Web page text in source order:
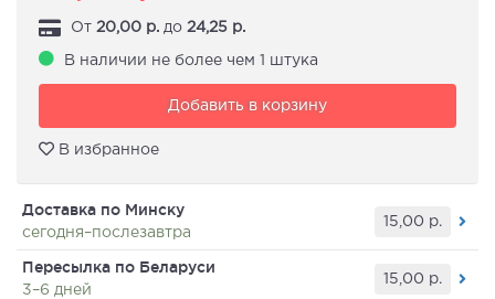
От 20,00 р. до 24,25 р.
В наличии не более чем 1 штука
Добавить в корзину
В избранное
Доставка по Минску
сегодня–послезавтра
15,00 р.
Пересылка по Беларуси
3–6 дней
15,00 р.